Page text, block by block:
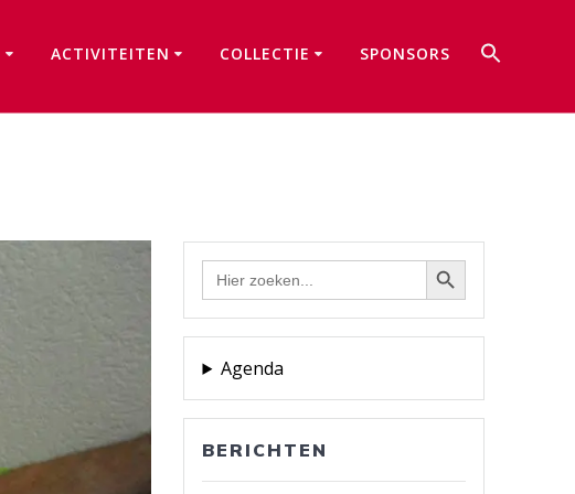
ACTIVITEITEN COLLECTIE SPONSORS
Zoek
naar:
Zoekknop
Agenda
BERICHTEN